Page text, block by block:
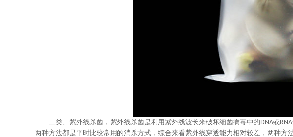
二类、紫外线杀菌，紫外线杀菌是利用紫外线波长来破坏细菌病毒中的DNA或RNA
两种方法都是平时比较常用的消杀方式，综合来看紫外线穿透能力相对较差，两种